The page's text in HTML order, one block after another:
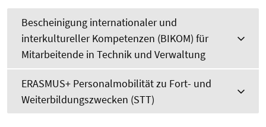
Bescheinigung internationaler und
interkultureller Kompetenzen (BIKOM) für
Mitarbeitende in Technik und Verwaltung
ERASMUS+ Personalmobilität zu Fort- und
Weiterbildungszwecken (STT)